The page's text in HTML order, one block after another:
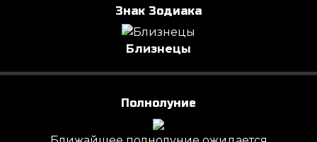
Знак Зодиака
Близнецы
Полнолуние